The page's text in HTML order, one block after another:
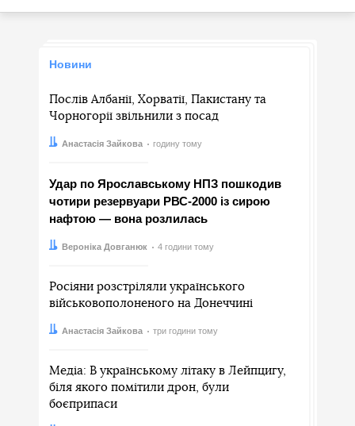
Новини
Послів Албанії, Хорватії, Пакистану та
Чорногорії звільнили з посад
Автор:Анастасія Зайкова
Дата: годину тому
Удар по Ярославському НПЗ пошкодив
чотири резервуари РВС-2000 із сирою
нафтою — вона розлилась
Автор:Вероніка Довганюк
Дата: 4 години тому
Росіяни розстріляли українського
військовополоненого на Донеччині
Автор:Анастасія Зайкова
Дата: три години тому
Медіа: В українському літаку в Лейпцигу,
біля якого помітили дрон, були
боєприпаси